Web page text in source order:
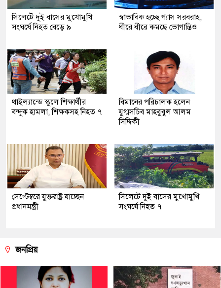
সিলেটে দুই বাসের মুখোমুখি
সংঘর্ষে নিহত বেড়ে ৯
স্বাভাবিক হচ্ছে গ্যাস সরবরাহ,
ধীরে ধীরে কমছে ভোগান্তিও
থাইল্যান্ডে স্কুলে শিক্ষার্থীর
বন্দুক হামলা, শিক্ষকসহ নিহত ৭
বিমানের পরিচালক হলেন
যুগ্মসচিব মাহবুবুল আলম
সিদ্দিকী
সেপ্টেম্বরে যুক্তরাষ্ট্র যাচ্ছেন
প্রধানমন্ত্রী
সিলেটে দুই বাসের মুখোমুখি
সংঘর্ষে নিহত ৭
জনপ্রিয়